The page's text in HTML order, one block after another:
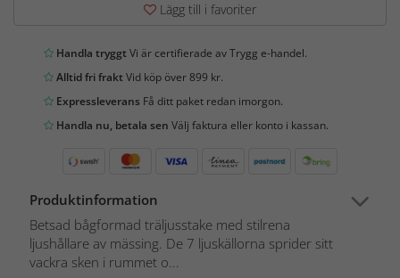
Lägg till i favoriter
Handla tryggtVi är certifierade av Trygg e-handel.
Alltid fri fraktVid köp över 899 kr.
Expressleverans Få ditt paket redan imorgon.
Handla nu, betala sen Välj faktura eller konto i kassan.
Produktinformation
Betsad bågformad träljusstake med stilrena
ljushållare av mässing. De 7 ljuskällorna sprider sitt
vackra sken i rummet o...